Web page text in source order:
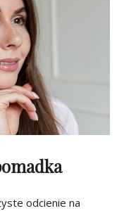
odcienie na